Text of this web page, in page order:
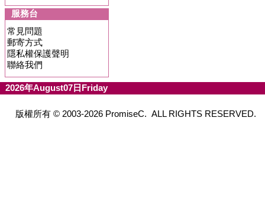
服務台
常見問題
郵寄方式
隱私權保護聲明
聯絡我們
2026年August07日Friday
版權所有 © 2003-2026 PromiseC. ALL RIGHTS RESERVED.